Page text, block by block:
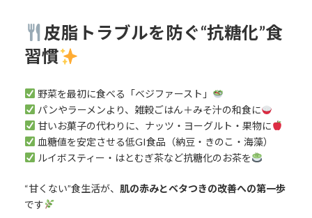
皮脂トラブルを防ぐ“抗糖化”食
習慣
野菜を最初に食べる「ベジファースト」
パンやラーメンより、雑穀ごはん＋みそ汁の和食に
甘いお菓子の代わりに、ナッツ・ヨーグルト・果物に
血糖値を安定させる低GI食品（納豆・きのこ・海藻）
ルイボスティー・はとむぎ茶など抗糖化のお茶を
“甘くない”食生活が、 肌の赤みとベタつきの改善への第一歩
です